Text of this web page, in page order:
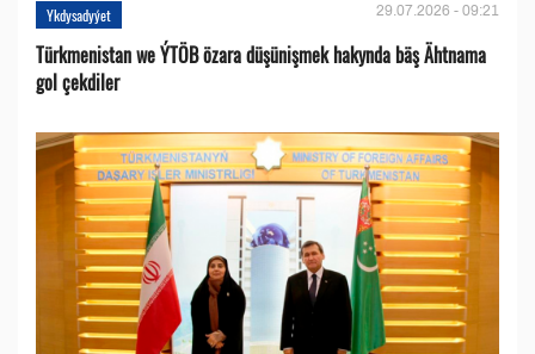
Ykdysadyýet 29.07.2026 - 09:21
Türkmenistan we ÝTÖB özara düşünişmek hakynda bäş Ähtnama
gol çekdiler